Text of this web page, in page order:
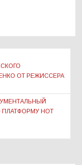
ОТ РЕЖИССЕРА
HOT